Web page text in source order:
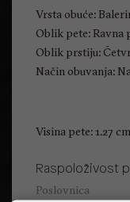
Vrsta obuće:
Oblik pete: Ravna
Oblik prstiju:
Način obuvanja:
Visina pete: 1.27 cm
Raspoloživost
Poslovnica